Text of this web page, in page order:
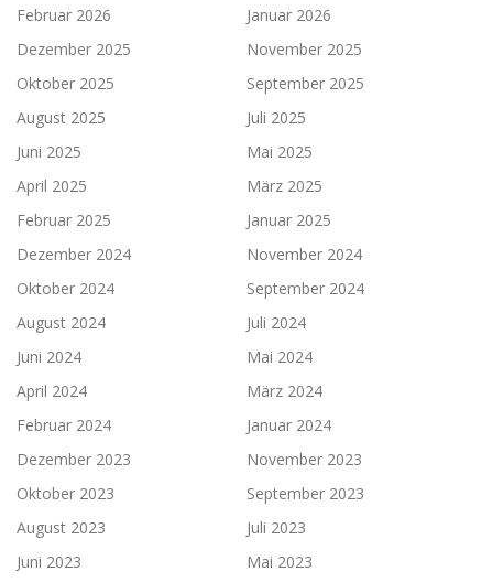
Februar 2026
Januar 2026
Dezember 2025
November 2025
Oktober 2025
September 2025
August 2025
Juli 2025
Juni 2025
Mai 2025
April 2025
März 2025
Februar 2025
Januar 2025
Dezember 2024
November 2024
Oktober 2024
September 2024
August 2024
Juli 2024
Juni 2024
Mai 2024
April 2024
März 2024
Februar 2024
Januar 2024
Dezember 2023
November 2023
Oktober 2023
September 2023
August 2023
Juli 2023
Juni 2023
Mai 2023